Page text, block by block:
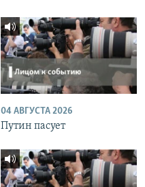
04 АВГУСТА 2026
Путин пасует